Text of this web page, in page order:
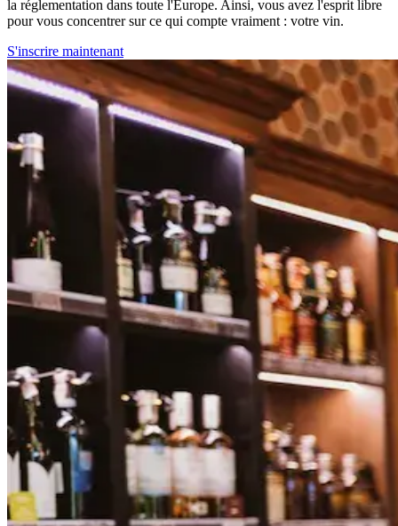
la réglementation dans toute l'Europe. Ainsi, vous avez l'esprit libre
pour vous concentrer sur ce qui compte vraiment : votre vin.
S'inscrire maintenant